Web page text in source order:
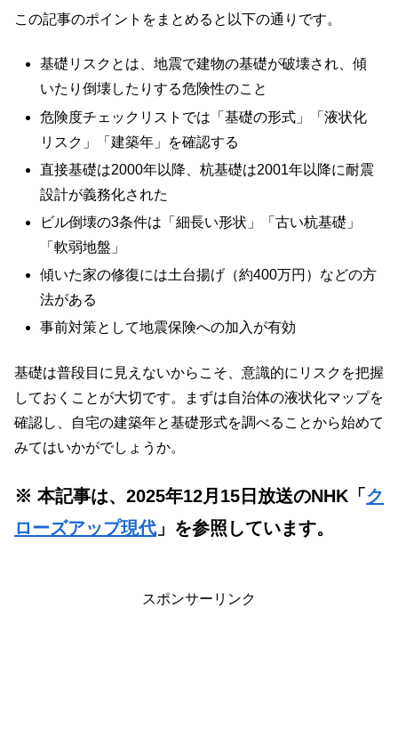
この記事のポイントをまとめると以下の通りです。
基礎リスクとは、地震で建物の基礎が破壊され、傾
いたり倒壊したりする危険性のこと
危険度チェックリストでは「基礎の形式」「液状化
リスク」「建築年」を確認する
直接基礎は2000年以降、杭基礎は2001年以降に耐震
設計が義務化された
ビル倒壊の3条件は「細長い形状」「古い杭基礎」
「軟弱地盤」
傾いた家の修復には土台揚げ（約400万円）などの方
法がある
事前対策として地震保険への加入が有効
基礎は普段目に見えないからこそ、意識的にリスクを把握
しておくことが大切です。まずは自治体の液状化マップを
確認し、自宅の建築年と基礎形式を調べることから始めて
みてはいかがでしょうか。
※ 本記事は、2025年12月15日放送のNHK「 ク
ローズアップ現代 」を参照しています。
スポンサーリンク